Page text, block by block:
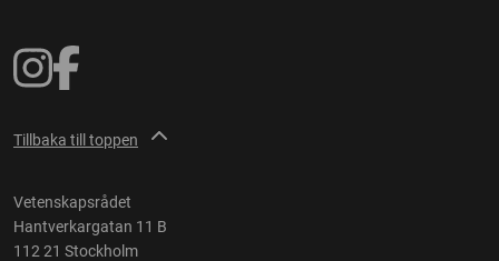
Tillbaka till toppen
Vetenskapsrådet
Hantverkargatan 11 B
112 21 Stockholm